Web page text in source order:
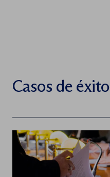
Casos de éxito